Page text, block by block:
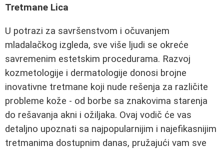
Tretmane Lica
U potrazi za savršenstvom i očuvanjem
mladalačkog izgleda, sve više ljudi se okreće
savremenim estetskim procedurama. Razvoj
kozmetologije i dermatologije donosi brojne
inovativne tretmane koji nude rešenja za različite
probleme kože - od borbe sa znakovima starenja
do rešavanja akni i ožiljaka. Ovaj vodič će vas
detaljno upoznati sa najpopularnijim i najefikasnijim
tretmanima dostupnim danas, pružajući vam sve